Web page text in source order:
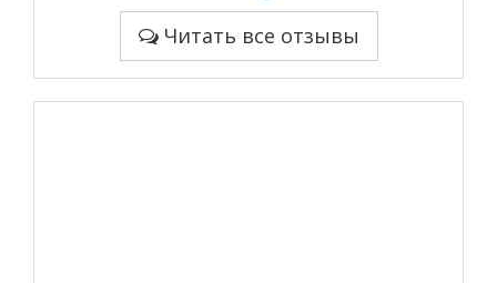
Читать все отзывы